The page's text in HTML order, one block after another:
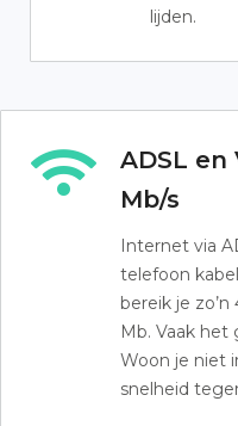
lijden.
ADSL en
Mb/s
Internet via
telefoon
bereik je
Mb. Vaak
Woon je niet
snelheid